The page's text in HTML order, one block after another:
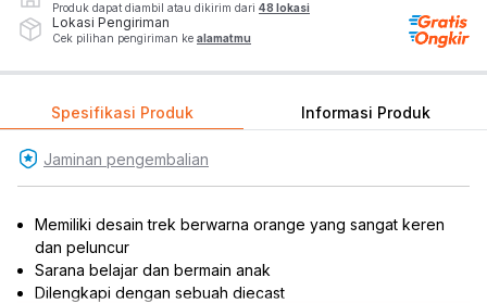
Produk dapat diambil atau dikirim dari 48 lokasi
Lokasi Pengiriman
Cek pilihan pengiriman ke alamatmu
Spesifikasi Produk Informasi Produk
Jaminan pengembalian
Memiliki desain trek berwarna orange yang sangat keren
dan peluncur
Sarana belajar dan bermain anak
Dilengkapi dengan sebuah diecast